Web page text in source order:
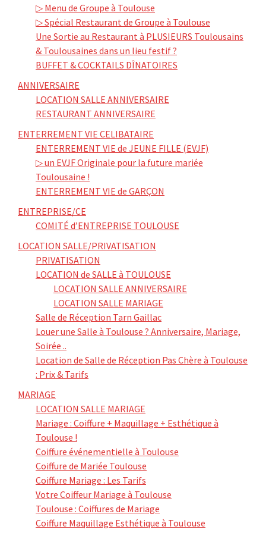
▷ Menu de Groupe à Toulouse
▷ Spécial Restaurant de Groupe à Toulouse
Une Sortie au Restaurant à PLUSIEURS Toulousains
& Toulousaines dans un lieu festif ?
BUFFET & COCKTAILS DÎNATOIRES
ANNIVERSAIRE
LOCATION SALLE ANNIVERSAIRE
RESTAURANT ANNIVERSAIRE
ENTERREMENT VIE CELIBATAIRE
ENTERREMENT VIE de JEUNE FILLE (EVJF)
▷ un EVJF Originale pour la future mariée
Toulousaine !
ENTERREMENT VIE de GARÇON
ENTREPRISE/CE
COMITÉ d’ENTREPRISE TOULOUSE
LOCATION SALLE/PRIVATISATION
PRIVATISATION
LOCATION de SALLE à TOULOUSE
LOCATION SALLE ANNIVERSAIRE
LOCATION SALLE MARIAGE
Salle de Réception Tarn Gaillac
Louer une Salle à Toulouse ? Anniversaire, Mariage,
Soirée ..
Location de Salle de Réception Pas Chère à Toulouse
: Prix & Tarifs
MARIAGE
LOCATION SALLE MARIAGE
Mariage : Coiffure + Maquillage + Esthétique à
Toulouse !
Coiffure événementielle à Toulouse
Coiffure de Mariée Toulouse
Coiffure Mariage : Les Tarifs
Votre Coiffeur Mariage à Toulouse
Toulouse : Coiffures de Mariage
Coiffure Maquillage Esthétique à Toulouse